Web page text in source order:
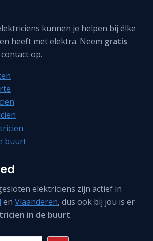
kunnen je helpen bij élke
heeft met elektra. Neem gratis
contact op.
buurt
elektriciens zijn actief in
en Vlaanderen, dus ook bij jou is er
in de buurt.